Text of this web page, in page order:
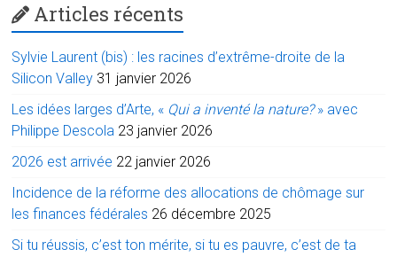
Articles récents
Sylvie Laurent (bis) : les racines d’extrême-droite de la
Silicon Valley 31 janvier 2026
Les idées larges d’Arte, « Qui a inventé la nature?» avec
Philippe Descola 23 janvier 2026
2026 est arrivée 22 janvier 2026
Incidence de la réforme des allocations de chômage sur
les finances fédérales 26 décembre 2025
Si tu réussis, c’est ton mérite, si tu es pauvre, c’est de ta